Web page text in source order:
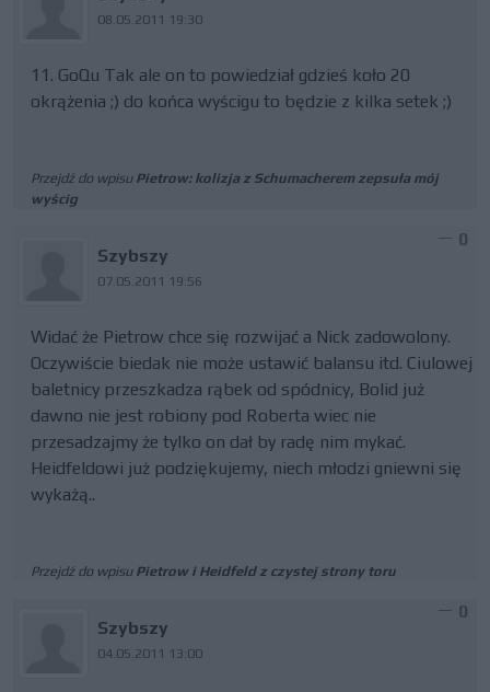
08.05.2011 19:30
11. GoQu Tak ale on to powiedział gdzieś koło 20
okrążenia ;) do końca wyścigu to będzie z kilka setek ;)
Przejdź do wpisu Pietrow: kolizja z Schumacherem zepsuła mój
wyścig
Szybszy
07.05.2011 19:56
0
Widać że Pietrow chce się rozwijać a Nick zadowolony.
Oczywiście biedak nie może ustawić balansu itd. Ciulowej
baletnicy przeszkadza rąbek od spódnicy, Bolid już
dawno nie jest robiony pod Roberta wiec nie
przesadzajmy że tylko on dał by radę nim mykać.
Heidfeldowi już podziękujemy, niech młodzi gniewni się
wykażą..
Przejdź do wpisu Pietrow i Heidfeld z czystej strony toru
Szybszy
04.05.2011 13:00
0